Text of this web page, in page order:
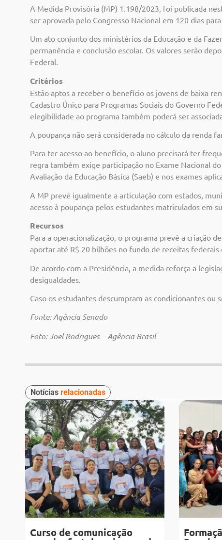
A Medida Provisória (MP) 1.198/2023, foi publicada
ser aprovada pelo Congresso Nacional em 120 dias
Um ato conjunto dos ministérios da Educação e da
permanência e conclusão escolar. Os valores serão
Federal.
Critérios
Estão aptos a receber o benefício os jovens de baixa
Cadastro Único para Programas Sociais do Governo
elegibilidade ao programa também poderá ser
A poupança não será considerada no cálculo da renda
Para ter acesso ao benefício, o aluno precisará ter
regra também exige participação no Exame Nacional
Avaliação da Educação Básica (Saeb) e nos exames
A MP prevê igualmente a articulação com estados,
acesso à poupança pelos estudantes matriculados em
Recursos
Para a operacionalização, o programa prevê a criação
aportar até R$ 20 bilhões no fundo de receitas federais
De acordo com a Presidência, a medida reforça a
desigualdades.
Caso os estudantes descumpram as condicionantes
Fonte: Agência Senado
Foto: Joel Rodrigues – Agência Brasil
Notícias relacionadas
Curso de comunicação